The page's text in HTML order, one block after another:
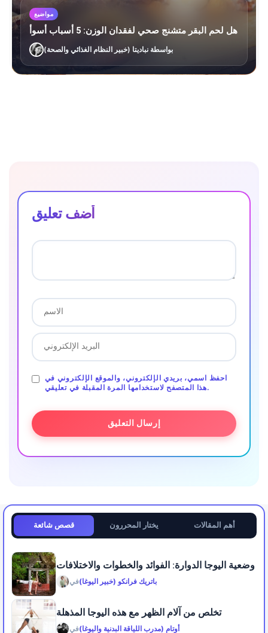
مواضيع
هل لحم البقر متشنج صحي لفقدان الوزن: 5 أسباب أسوأ
بواسطة نباديتا (خبير النظام الغذائي والصحة)
أضف تعليق
احفظ اسمي، بريدي الإلكتروني، والموقع الإلكتروني في
هذا المتصفح لاستخدامها المرة المقبلة في تعليقي.
قصص شائعة يختار المحررون أهم المقالات
وضعية اليوجا الدوارة: الفوائد والخطوات والاختلافات
فيباتريك فرانكو (خبير اليوغا)
تخلص من آلام الظهر مع هذه اليوجا المذهلة
فيأوتام (مدرب اللياقة البدنية واليوغا)